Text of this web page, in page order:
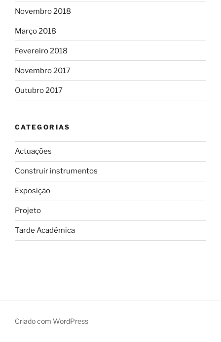
Novembro 2018
Março 2018
Fevereiro 2018
Novembro 2017
Outubro 2017
CATEGORIAS
Actuações
Construir instrumentos
Exposição
Projeto
Tarde Académica
Criado com WordPress